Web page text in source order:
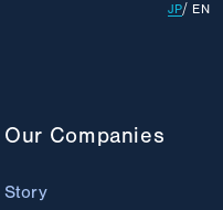
JP EN
Our Companies
Story